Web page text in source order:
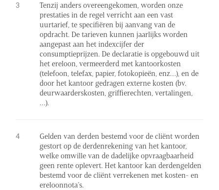
Tenzij anders overeengekomen, worden onze
prestaties in de regel verricht aan een vast
uurtarief, te specifiëren bij aanvang van de
opdracht. De tarieven kunnen jaarlijks worden
aangepast aan het indexcijfer der
consumptieprijzen. De declaratie is opgebouwd uit
het ereloon, vermeerderd met kantoorkosten
(telefoon, telefax, papier, fotokopieën, enz…), en de
door het kantoor gedragen externe kosten (bv.
deurwaarderskosten, griffierechten, vertalingen,
…).
Gelden van derden bestemd voor de cliënt worden
gestort op de derdenrekening van het kantoor,
welke omwille van de dadelijke opvraagbaarheid
geen rente oplevert. Het kantoor kan derdengelden
bestemd voor de cliënt verrekenen met kosten- en
ereloonnota’s.